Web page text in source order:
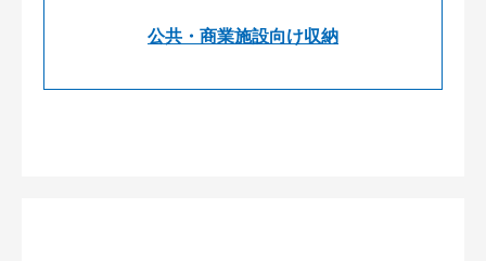
公共・商業施設向け収納